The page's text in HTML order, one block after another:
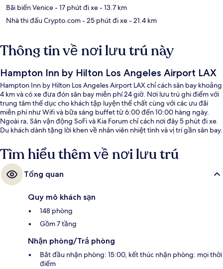
Bãi biển Venice- 17 phút đi xe- 13.7 km
Nhà thi đấu Crypto.com- 25 phút đi xe- 21.4 km
Thông tin về nơi lưu trú này
Hampton Inn by Hilton Los Angeles Airport LAX
Hampton Inn by Hilton Los Angeles Airport LAX chỉ cách sân bay khoảng
4 km và có xe đưa đón sân bay miễn phí 24 giờ. Nơi lưu trú ghi điểm với
trung tâm thể dục cho khách tập luyện thể chất cùng với các ưu đãi
miễn phí như Wifi và bữa sáng buffet từ 6:00 đến 10:00 hàng ngày.
Ngoài ra, Sân vận động SoFi và Kia Forum chỉ cách nơi đây 5 phút đi xe.
Du khách dành tặng lời khen về nhân viên nhiệt tình và vị trí gần sân bay.
Tìm hiểu thêm về nơi lưu trú
Tổng quan
Quy mô khách sạn
148 phòng
Gồm 7 tầng
Nhận phòng/Trả phòng
Bắt đầu nhận phòng: 15:00, kết thúc nhận phòng: mọi thời
điểm